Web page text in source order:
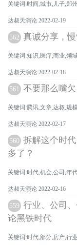
关键词:时间,城市,儿子,郑
达叔天演论 2022-02-19
562 真诚分享，
关键词:知识,医疗,商业,领
达叔天演论 2022-02-18
561 不要那么嘴
关键词:腾讯,文章,达叔,规
达叔天演论 2022-02-17
560 拆解这个时
多了？
关键词:时代,机会,公司,年
达叔天演论 2022-02-16
559 行业、公司
论黑铁时代
关键词:时代,部分,房产,行